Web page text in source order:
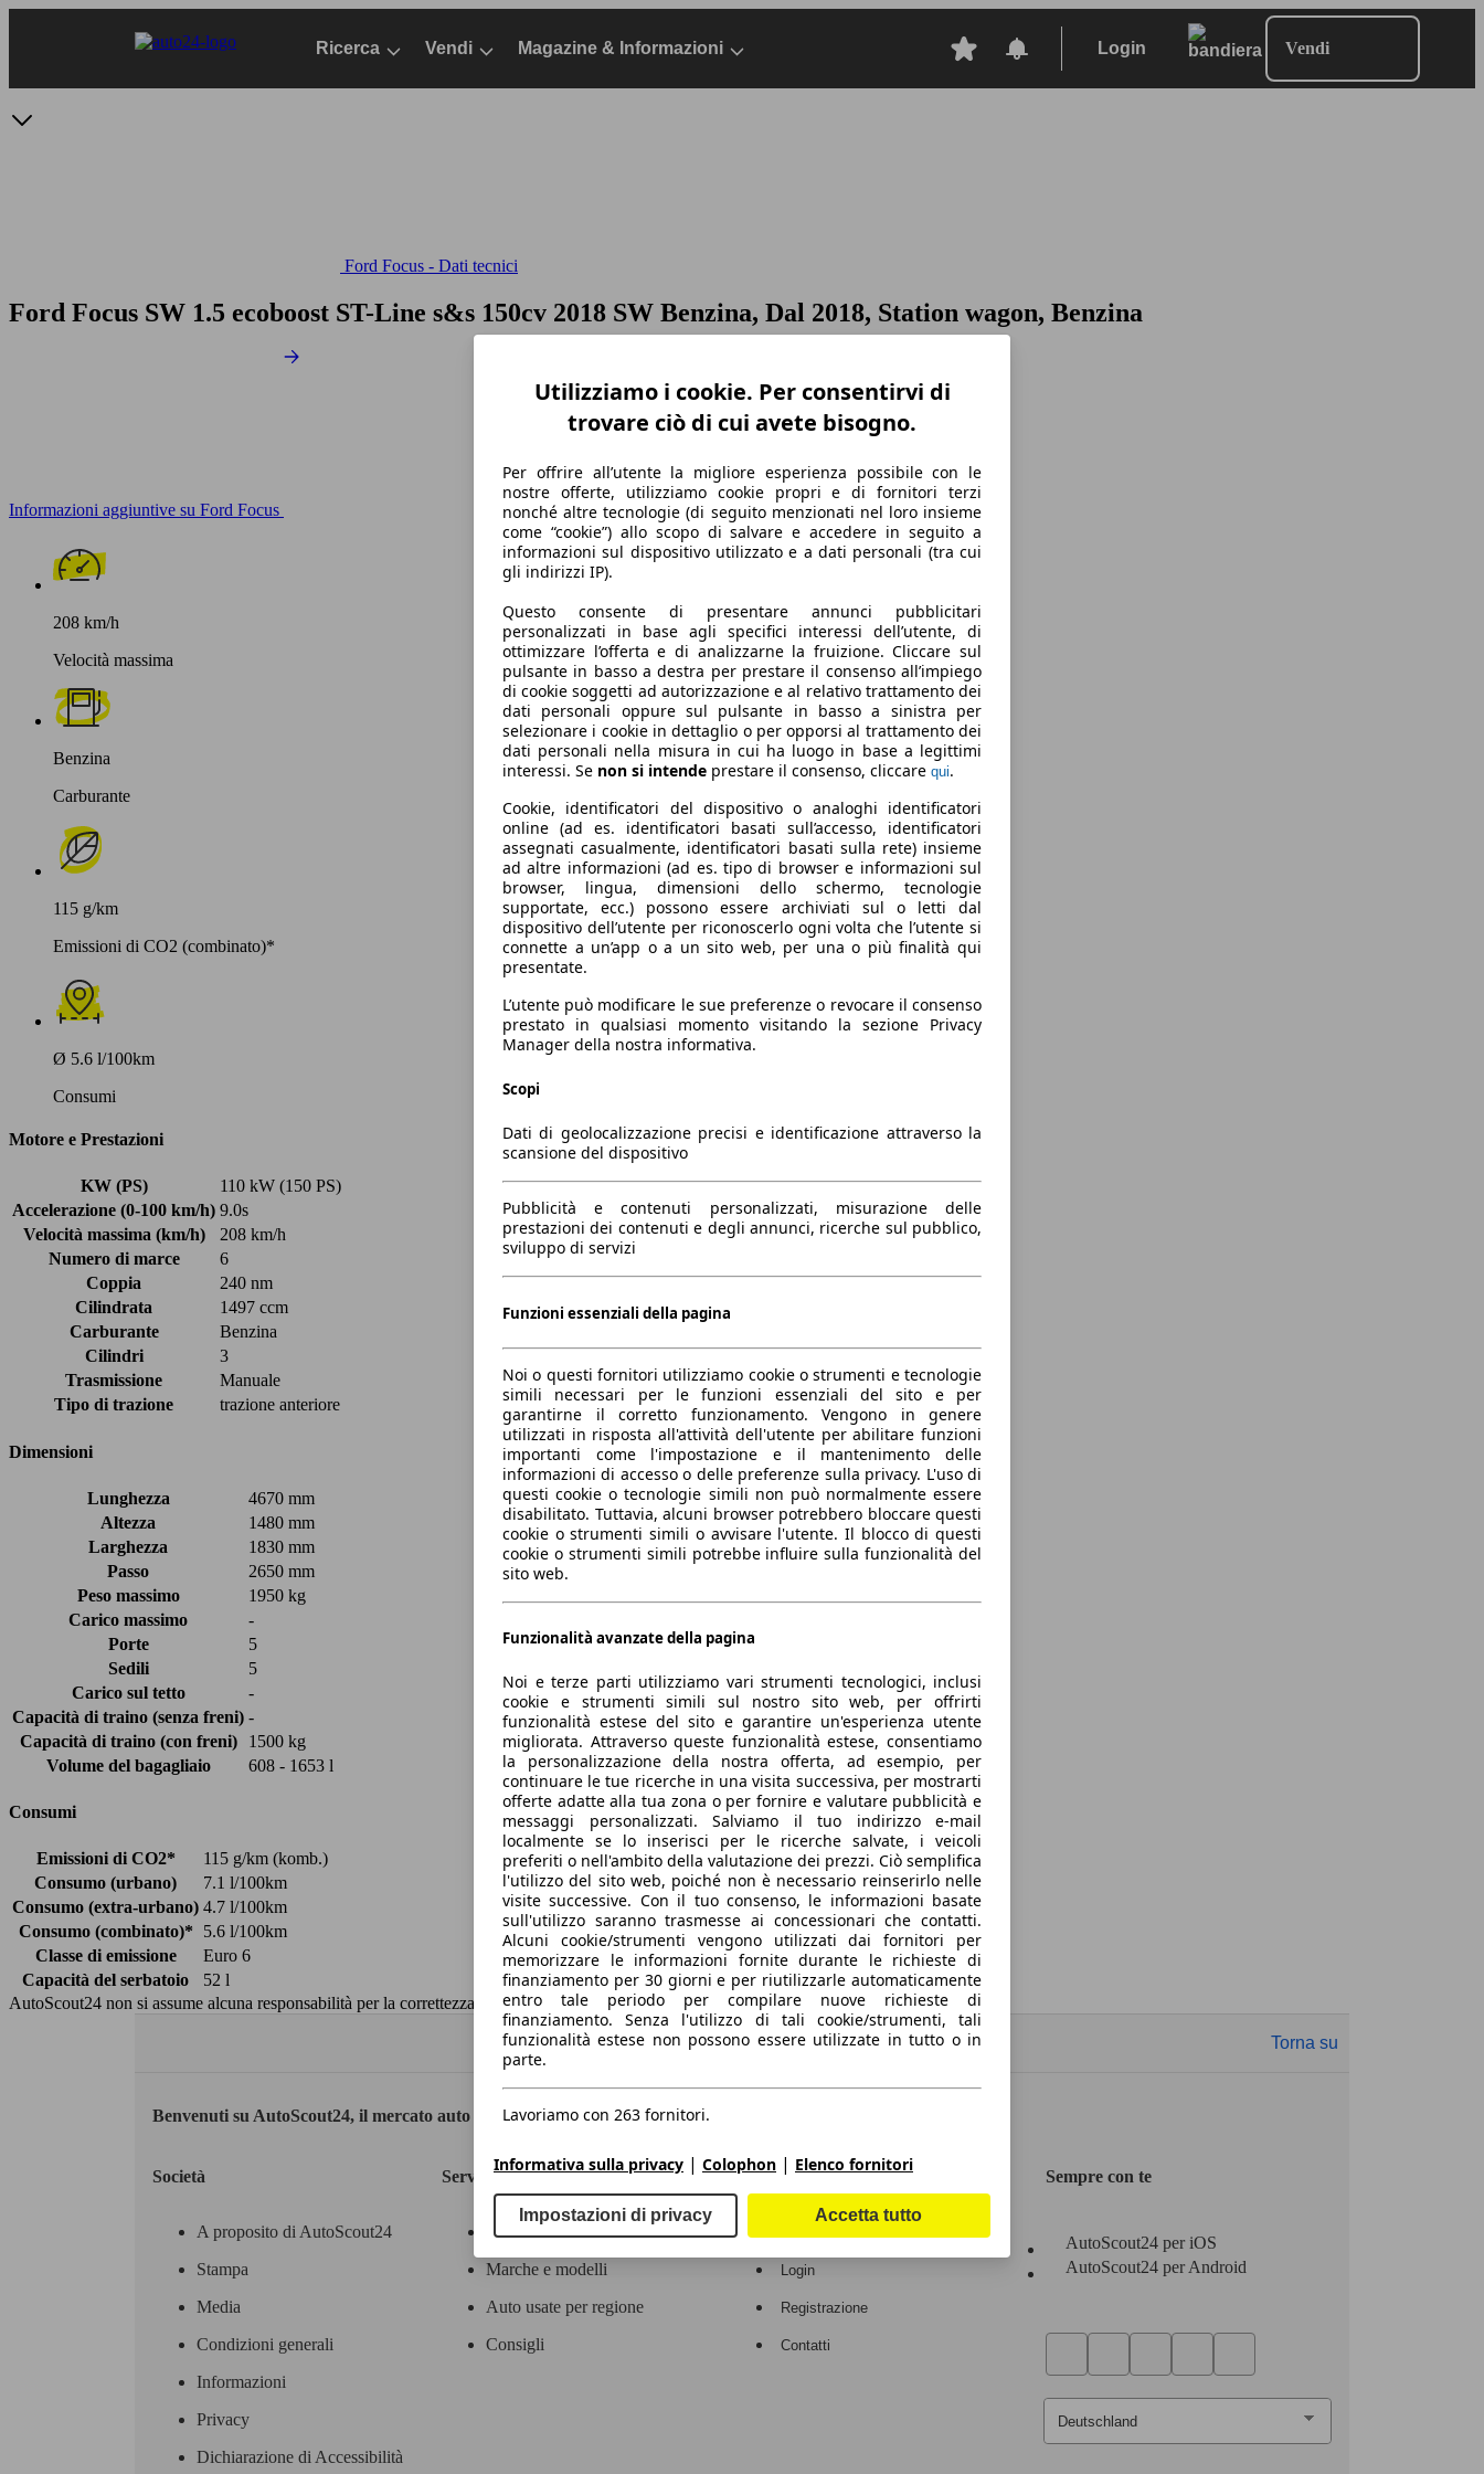
Ricerca Vendi Magazine & Informazioni Login Vendi
Ford Focus - Dati tecnici
Ford Focus SW 1.5 ecoboost ST-Line s&s 150cv 2018 SW Benzina, Dal 2018, Station wagon, Benzina
Informazioni aggiuntive su Ford Focus
208 km/h
Velocità massima
Benzina
Carburante
115 g/km
Emissioni di CO2 (combinato)*
Ø 5.6 l/100km
Consumi
Motore e Prestazioni
KW (PS)
110 kW (150 PS)
Accelerazione (0-100 km/h) 9.0s
Velocità massima (km/h)
208 km/h
Numero di marce
6
Coppia
240 nm
Cilindrata
1497 ccm
Carburante
Benzina
Cilindri
3
Trasmissione
Manuale
Tipo di trazione
trazione anteriore
Dimensioni
Lunghezza
4670 mm
Altezza
1480 mm
Larghezza
1830 mm
Passo
2650 mm
Peso massimo
1950 kg
Carico massimo
-
Porte
5
Sedili
5
Carico sul tetto
-
Capacità di traino (senza freni) -
Capacità di traino (con freni)
1500 kg
Volume del bagagliaio
608 - 1653 l
Consumi
Emissioni di CO2*
115 g/km (komb.)
Consumo (urbano)
7.1 l/100km
Consumo (extra-urbano) 4.7 l/100km
Consumo (combinato)*
5.6 l/100km
Classe di emissione
Euro 6
Capacità del serbatoio
52 l
AutoScout24 non si assume alcuna responsabilità per la correttezza dei dati.
Torna su
Benvenuti su AutoScout24, il mercato auto europeo.
Società
A proposito di AutoScout24
Stampa
Media
Condizioni generali
Informazioni
Privacy
Dichiarazione di Accessibilità
Servizi
Contatti
Marche e modelli
Auto usate per regione
Consigli
Area rivenditori
Login
Registrazione
Contatti
Sempre con te
AutoScout24 per iOS
AutoScout24 per Android
Utilizziamo i cookie. Per consentirvi di
trovare ciò di cui avete bisogno.
Per offrire all’utente la migliore esperienza possibile con le
nostre offerte, utilizziamo cookie propri e di fornitori terzi
nonché altre tecnologie (di seguito menzionati nel loro insieme
come “cookie”) allo scopo di salvare e accedere in seguito a
informazioni sul dispositivo utilizzato e a dati personali (tra cui
gli indirizzi IP).
Questo consente di presentare annunci pubblicitari
personalizzati in base agli specifici interessi dell’utente, di
ottimizzare l’offerta e di analizzarne la fruizione. Cliccare sul
pulsante in basso a destra per prestare il consenso all’impiego
di cookie soggetti ad autorizzazione e al relativo trattamento dei
dati personali oppure sul pulsante in basso a sinistra per
selezionare i cookie in dettaglio o per opporsi al trattamento dei
dati personali nella misura in cui ha luogo in base a legittimi
interessi. Se non si intende prestare il consenso, cliccare qui.
Cookie, identificatori del dispositivo o analoghi identificatori
online (ad es. identificatori basati sull’accesso, identificatori
assegnati casualmente, identificatori basati sulla rete) insieme
ad altre informazioni (ad es. tipo di browser e informazioni sul
browser, lingua, dimensioni dello schermo, tecnologie
supportate, ecc.) possono essere archiviati sul o letti dal
dispositivo dell’utente per riconoscerlo ogni volta che l’utente si
connette a un’app o a un sito web, per una o più finalità qui
presentate.
L’utente può modificare le sue preferenze o revocare il consenso
prestato in qualsiasi momento visitando la sezione Privacy
Manager della nostra informativa.
Scopi
Dati di geolocalizzazione precisi e identificazione attraverso la
scansione del dispositivo
Pubblicità e contenuti personalizzati, misurazione delle
prestazioni dei contenuti e degli annunci, ricerche sul pubblico,
sviluppo di servizi
Funzioni essenziali della pagina
Noi o questi fornitori utilizziamo cookie o strumenti e tecnologie
simili necessari per le funzioni essenziali del sito e per
garantirne il corretto funzionamento. Vengono in genere
utilizzati in risposta all'attività dell'utente per abilitare funzioni
importanti come l'impostazione e il mantenimento delle
informazioni di accesso o delle preferenze sulla privacy. L'uso di
questi cookie o tecnologie simili non può normalmente essere
disabilitato. Tuttavia, alcuni browser potrebbero bloccare questi
cookie o strumenti simili o avvisare l'utente. Il blocco di questi
cookie o strumenti simili potrebbe influire sulla funzionalità del
sito web.
Funzionalità avanzate della pagina
Noi e terze parti utilizziamo vari strumenti tecnologici, inclusi
cookie e strumenti simili sul nostro sito web, per offrirti
funzionalità estese del sito e garantire un'esperienza utente
migliorata. Attraverso queste funzionalità estese, consentiamo
la personalizzazione della nostra offerta, ad esempio, per
continuare le tue ricerche in una visita successiva, per mostrarti
offerte adatte alla tua zona o per fornire e valutare pubblicità e
messaggi personalizzati. Salviamo il tuo indirizzo e-mail
localmente se lo inserisci per le ricerche salvate, i veicoli
preferiti o nell'ambito della valutazione dei prezzi. Ciò semplifica
l'utilizzo del sito web, poiché non è necessario reinserirlo nelle
visite successive. Con il tuo consenso, le informazioni basate
sull'utilizzo saranno trasmesse ai concessionari che contatti.
Alcuni cookie/strumenti vengono utilizzati dai fornitori per
memorizzare le informazioni fornite durante le richieste di
finanziamento per 30 giorni e per riutilizzarle automaticamente
entro tale periodo per compilare nuove richieste di
finanziamento. Senza l'utilizzo di tali cookie/strumenti, tali
funzionalità estese non possono essere utilizzate in tutto o in
parte.
Lavoriamo con 263 fornitori.
Informativa sulla privacy | Colophon | Elenco fornitori
Impostazioni di privacy Accetta tutto